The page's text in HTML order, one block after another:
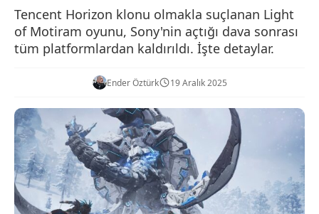
Tencent Horizon klonu olmakla suçlanan Light
of Motiram oyunu, Sony'nin açtığı dava sonrası
tüm platformlardan kaldırıldı. İşte detaylar.
Ender Öztürk 19 Aralık 2025